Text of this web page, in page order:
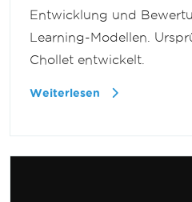
Entwicklung und
Learning-Modellen.
Chollet entwickelt.
Weiterlesen